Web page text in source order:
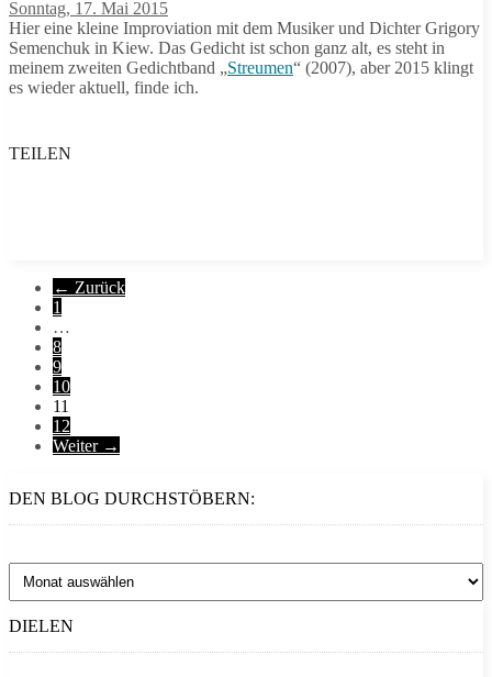
Sonntag, 17. Mai 2015
Hier eine kleine Improviation mit dem Musiker und Dichter Grigory
Semenchuk in Kiew. Das Gedicht ist schon ganz alt, es steht in
meinem zweiten Gedichtband „Streumen“ (2007), aber 2015 klingt
es wieder aktuell, finde ich.
TEILEN
Seitennummerierung
der
Beiträge
← Zurück
1
…
8
9
10
11
12
Weiter →
DEN BLOG DURCHSTÖBERN:
Den
Blog
durchstöbern:
DIELEN